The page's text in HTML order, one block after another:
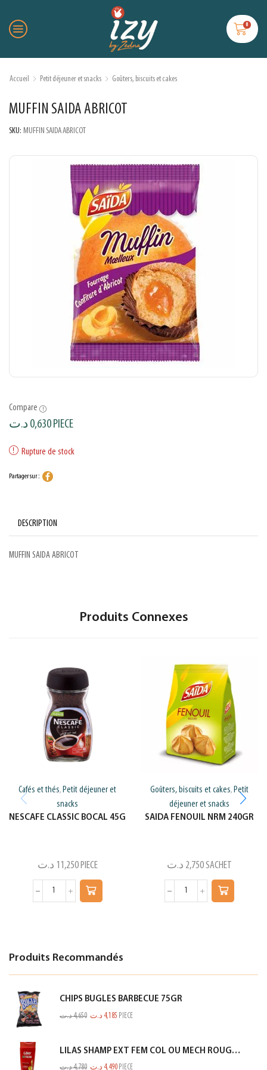
0
Accueil Petit déjeuner et snacks Goûters, biscuits et cakes
MUFFIN SAIDA ABRICOT
SKU: MUFFIN SAIDA ABRICOT
Compare
0,630د.ت PIECE
Rupture de stock
Partager sur :
DESCRIPTION
MUFFIN SAIDA ABRICOT
Produits Connexes
Cafés et thés, Petit déjeuner et
snacks
NESCAFE CLASSIC BOCAL 45G
11,250 د.ت PIECE
Goûters, biscuits et cakes, Petit
déjeuner et snacks
SAIDA FENOUIL NRM 240GR
2,750 د.ت SACHET
Produits Recommandés
CHIPS BUGLES BARBECUE 75GR
4,650د.ت 4,185 د.ت PIECE
LILAS SHAMP EXT FEM COL OU MECH ROUGE 350ML
4,780د.ت 4,490 د.ت PIECE